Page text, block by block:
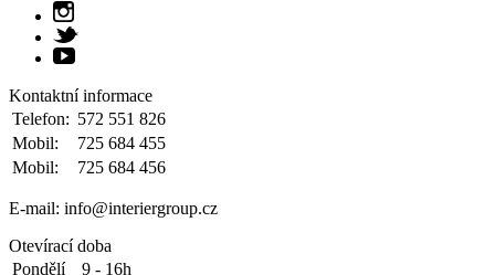
Kontaktní informace
Telefon: 572 551 826
Mobil:
725 684 455
Mobil:
725 684 456
E-mail: info@interiergroup.cz
Otevírací doba
Pondělí
9 - 16h